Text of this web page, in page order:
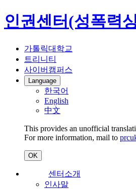
인권센터(성폭력
가톨릭대학교
트리니티
사이버캠퍼스
Language
한국어
English
中文
This provides an unofficial
For more information, mail to
OK
센터소개
인사말